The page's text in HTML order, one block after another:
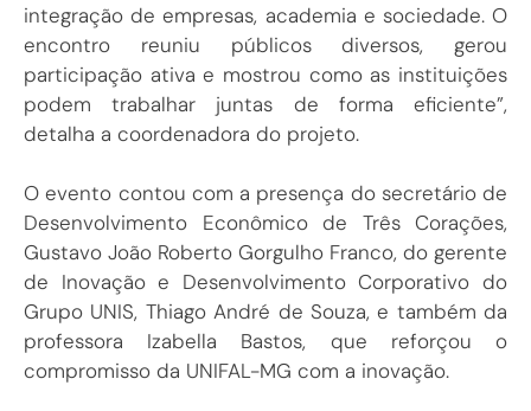
integração de empresas, academia e sociedade. O
encontro reuniu públicos diversos, gerou
participação ativa e mostrou como as instituições
podem trabalhar juntas de forma eficiente”,
detalha a coordenadora do projeto.
O evento contou com a presença do secretário de
Desenvolvimento Econômico de Três Corações,
Gustavo João Roberto Gorgulho Franco, do gerente
de Inovação e Desenvolvimento Corporativo do
Grupo UNIS, Thiago André de Souza, e também da
professora Izabella Bastos, que reforçou o
compromisso da UNIFAL-MG com a inovação.